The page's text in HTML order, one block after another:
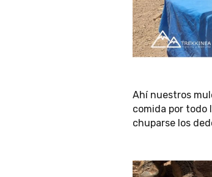
Ahí nuestros
comida por todo
chuparse los